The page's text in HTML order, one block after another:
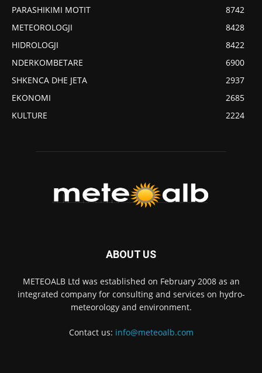
PARASHIKIMI MOTIT
8742
METEOROLOGJI
8428
HIDROLOGJI
8422
NDERKOMBETARE
6900
SHKENCA DHE JETA
2937
EKONOMI
2685
KULTURE
2224
ABOUT US
METEOALB Ltd was established on February 2008 as an
integrated company for consulting and services on hydro-
meteorology and environment.
Contact us: info@meteoalb.com